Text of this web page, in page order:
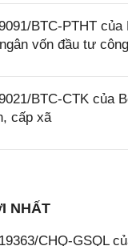
BTC-PTHT
vốn đầu tư
BTC-CTK của
cấp xã
NHẤT
CHQ-GSQL